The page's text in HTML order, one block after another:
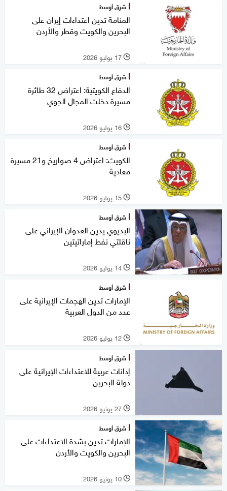
شرق أوسط
المنامة تدين اعتداءات إيران على
البحرين والكويت وقطر والأردن
l 17 يوليو 2026
شرق أوسط
الدفاع الكويتية: اعتراض 32 طائرة
مسيرة دخلت المجال الجوي
l 16 يوليو 2026
شرق أوسط
الكويت: اعتراض 4 صواريخ و21 مسيرة
معادية
l 15 يوليو 2026
شرق أوسط
البديوي يدين العدوان الإيراني على
ناقلتي نفط إماراتيتين
l 14 يوليو 2026
شرق أوسط
الإمارات تدين الهجمات الإيرانية على
عدد من الدول العربية
l 12 يوليو 2026
شرق أوسط
إدانات عربية للاعتداءات الإيرانية على
دولة البحرين
l 27 يونيو 2026
شرق أوسط
الإمارات تدين بشدة الاعتداءات على
البحرين والكويت والأردن
l 10 يونيو 2026